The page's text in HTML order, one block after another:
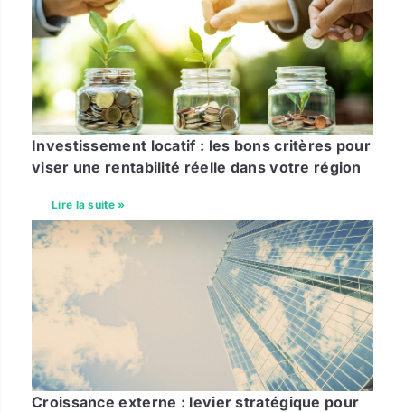
Investissement locatif : les bons critères pour
viser une rentabilité réelle dans votre région
Lire la suite »
Croissance externe : levier stratégique pour